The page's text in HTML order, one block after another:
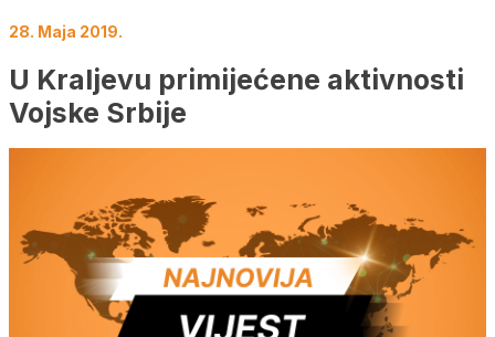
28. Maja 2019.
U Kraljevu primijećene aktivnosti
Vojske Srbije